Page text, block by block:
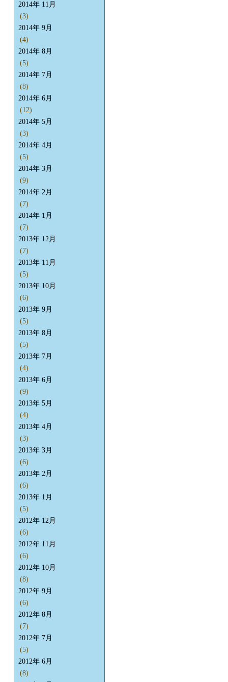
2014年 11月
(3)
2014年 9月
(4)
2014年 8月
(5)
2014年 7月
(8)
2014年 6月
(12)
2014年 5月
(3)
2014年 4月
(5)
2014年 3月
(9)
2014年 2月
(7)
2014年 1月
(7)
2013年 12月
(7)
2013年 11月
(5)
2013年 10月
(6)
2013年 9月
(5)
2013年 8月
(5)
2013年 7月
(4)
2013年 6月
(9)
2013年 5月
(4)
2013年 4月
(3)
2013年 3月
(6)
2013年 2月
(6)
2013年 1月
(5)
2012年 12月
(6)
2012年 11月
(6)
2012年 10月
(8)
2012年 9月
(6)
2012年 8月
(7)
2012年 7月
(5)
2012年 6月
(8)